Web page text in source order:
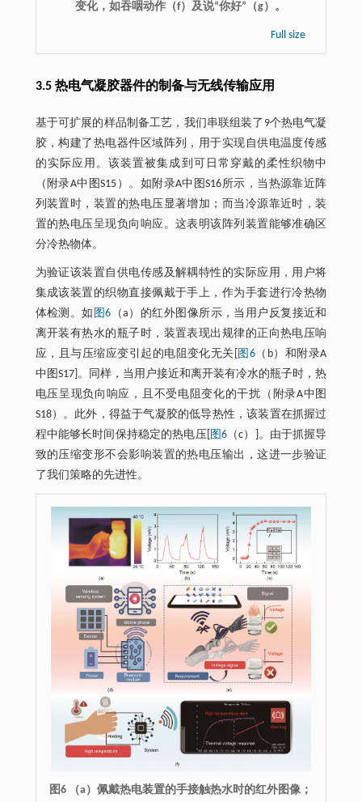
变化，如吞咽动作（f）及说“你好”（g）。
Full size
3.5 热电气凝胶器件的制备与无线传输应用
基于可扩展的样品制备工艺，我们串联组装了9个热电气凝
胶，构建了热电器件区域阵列，用于实现自供电温度传感
的实际应用。该装置被集成到可日常穿戴的柔性织物中
（附录A中图S15）。如附录A中图S16所示，当热源靠近阵
列装置时，装置的热电压显著增加；而当冷源靠近时，装
置的热电压呈现负向响应。这表明该阵列装置能够准确区
分冷热物体。
为验证该装置自供电传感及解耦特性的实际应用，用户将
集成该装置的织物直接佩戴于手上，作为手套进行冷热物
体检测。如 图6 （a）的红外图像所示，当用户反复接近和
离开装有热水的瓶子时，装置表现出规律的正向热电压响
应，且与压缩应变引起的电阻变化无关[ 图6（b）和附录A
中图S17]。同样，当用户接近和离开装有冷水的瓶子时，热
电压呈现负向响应，且不受电阻变化的干扰（附录A中图
S18）。此外，得益于气凝胶的低导热性，该装置在抓握过
程中能够长时间保持稳定的热电压[ 图6（c）]。由于抓握导
致的压缩变形不会影响装置的热电压输出，这进一步验证
了我们策略的先进性。
图6 （a）佩戴热电装置的手接触热水时的红外图像；